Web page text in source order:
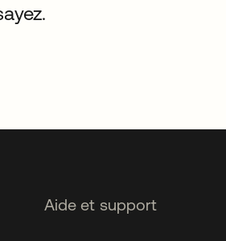
Aide et support